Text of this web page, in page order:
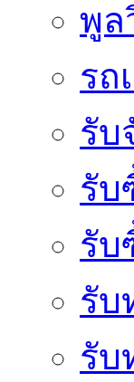
พูล
รถ
รับ
รับ
รับ
รับ
รับ